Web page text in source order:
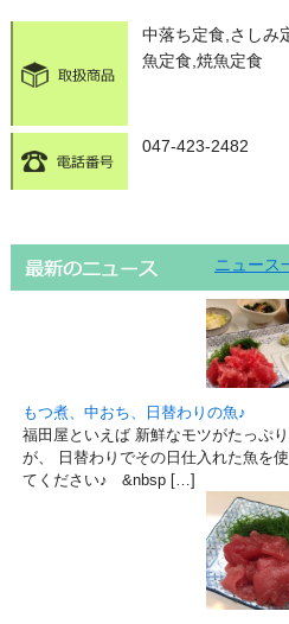
中落ち定食,さしみ
魚定食,焼魚定食
047-423-2482
ニュース
もつ煮、中おち、日替わりの魚♪
福田屋といえば 新鮮なモツがたっぷ
が、 日替わりでその日仕入れた魚を
てください♪ &nbsp […]